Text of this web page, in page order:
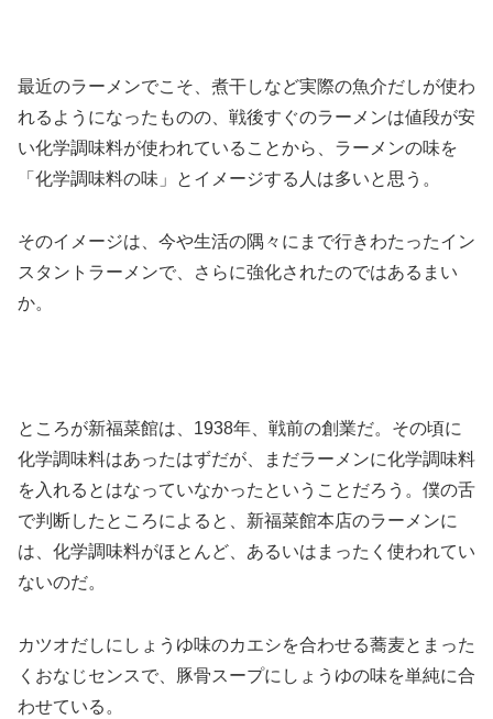
最近のラーメンでこそ、煮干しなど実際の魚介だしが使わ
れるようになったものの、戦後すぐのラーメンは値段が安
い化学調味料が使われていることから、ラーメンの味を
「化学調味料の味」とイメージする人は多いと思う。
そのイメージは、今や生活の隅々にまで行きわたったイン
スタントラーメンで、さらに強化されたのではあるまい
か。
ところが新福菜館は、1938年、戦前の創業だ。その頃に
化学調味料はあったはずだが、まだラーメンに化学調味料
を入れるとはなっていなかったということだろう。僕の舌
で判断したところによると、新福菜館本店のラーメンに
は、化学調味料がほとんど、あるいはまったく使われてい
ないのだ。
カツオだしにしょうゆ味のカエシを合わせる蕎麦とまった
くおなじセンスで、豚骨スープにしょうゆの味を単純に合
わせている。